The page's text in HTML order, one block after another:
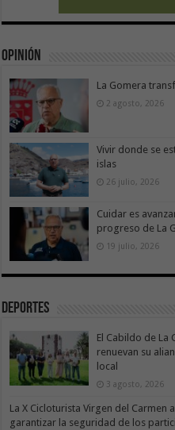
Opinión
La Gomera
2 agosto, 2026
Vivir donde se
islas
26 julio, 2026
Cuidar es
progreso de La
19 julio, 2026
Deportes
El Cabildo de La
renuevan su
local
3 agosto, 2026
La X Cicloturista Virgen del
garantizar la seguridad de los